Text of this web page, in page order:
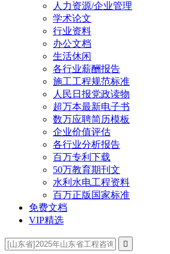
人力资源/企业管理
学术论文
行业资料
办公文档
生活休闲
各行业薪酬报告
施工工程规范标准
人民日报党政读物
超万本最新电子书
数万应聘简历模板
企业价值评估
各行业分析报告
百万专利下载
50万教育期刊文
水利水电工程资料
百万正版国家标准
免费文档
VIP精选
